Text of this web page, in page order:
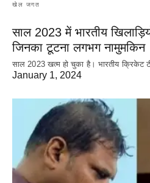
खेल जगत
साल 2023 में भारतीय
जिनका टूटना लगभग नामुमकिन
साल 2023 खत्म हो चुका है। भारतीय
January 1, 2024